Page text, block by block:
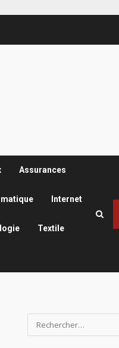
Assurances
Internet
Textile
Rechercher :